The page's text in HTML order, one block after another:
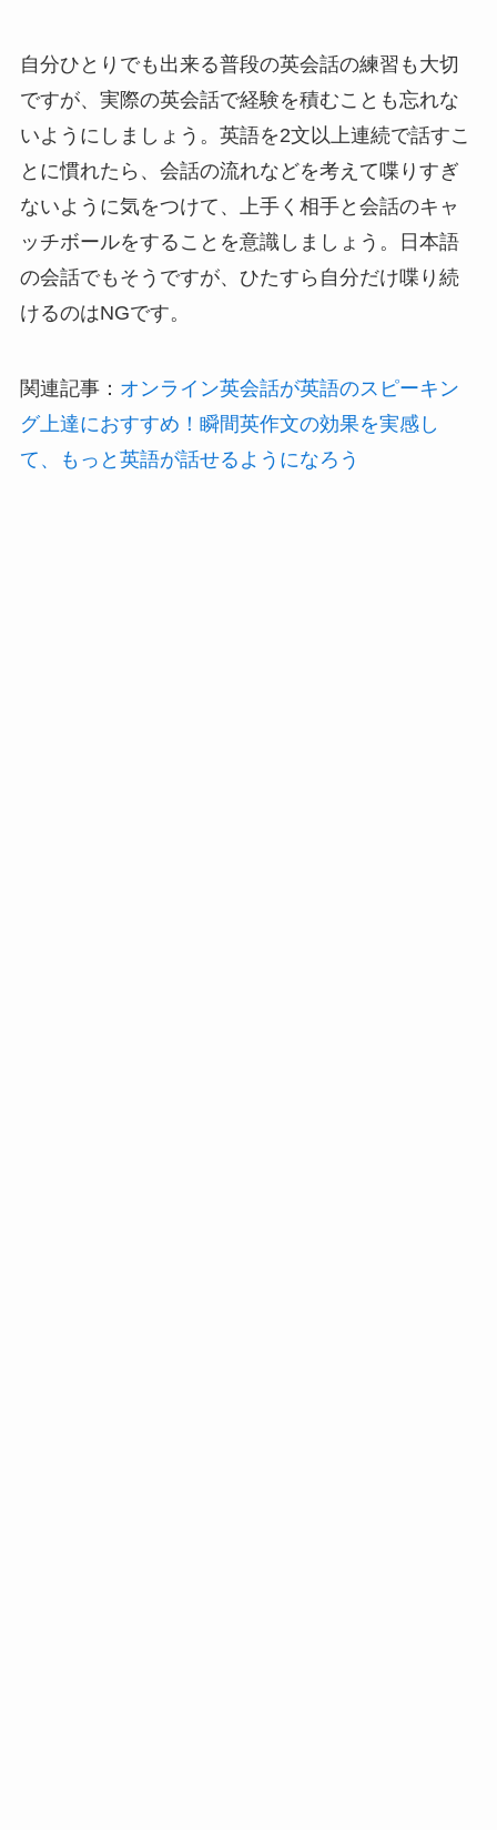
自分ひとりでも出来る普段の英会話の練習も大切
ですが、実際の英会話で経験を積むことも忘れな
いようにしましょう。英語を2文以上連続で話すこ
とに慣れたら、会話の流れなどを考えて喋りすぎ
ないように気をつけて、上手く相手と会話のキャ
ッチボールをすることを意識しましょう。日本語
の会話でもそうですが、ひたすら自分だけ喋り続
けるのはNGです。
関連記事： オンライン英会話が英語のスピーキン
グ上達におすすめ！瞬間英作文の効果を実感し
て、もっと英語が話せるようになろう